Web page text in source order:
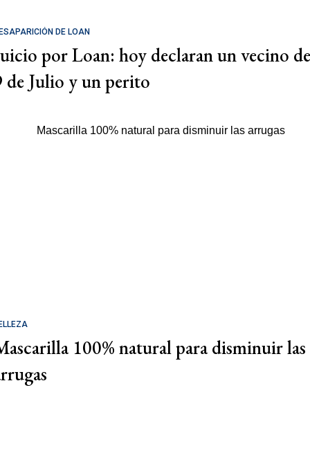
DE LOAN
por Loan: hoy declaran un vecino de
de Julio y un perito
100% natural para disminuir las